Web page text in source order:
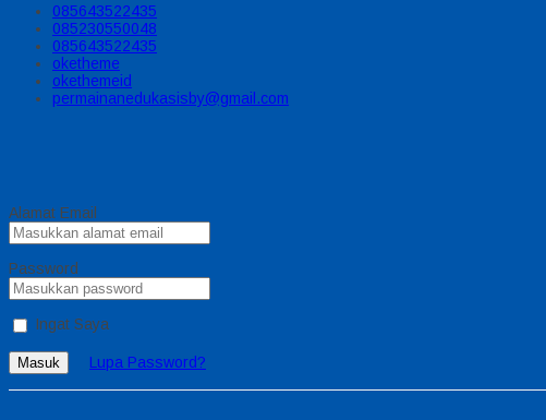
085643522435
085230550048
085643522435
oketheme
okethemeid
permainanedukasisby@gmail.com
Alamat Email
Password
Ingat Saya
Masuk Lupa Password?